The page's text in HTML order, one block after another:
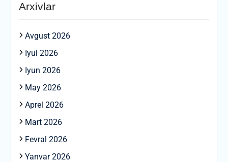
Arxivlar
Avgust 2026
Iyul 2026
Iyun 2026
May 2026
Aprel 2026
Mart 2026
Fevral 2026
Yanvar 2026